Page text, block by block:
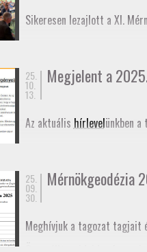
November 27-én az
elmozdulásának
Sikeresen lezajlott a XI.
25.
10.
13.
Megjelent a
Az aktuális hírlevelünkben
25.
09.
30.
Mérnökgeodézia
Meghívjuk a tagozat tagjait